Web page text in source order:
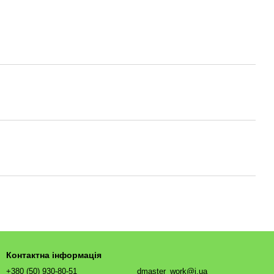
Контактна інформація
+380 (50) 930-80-51 dmaster_work@i.ua